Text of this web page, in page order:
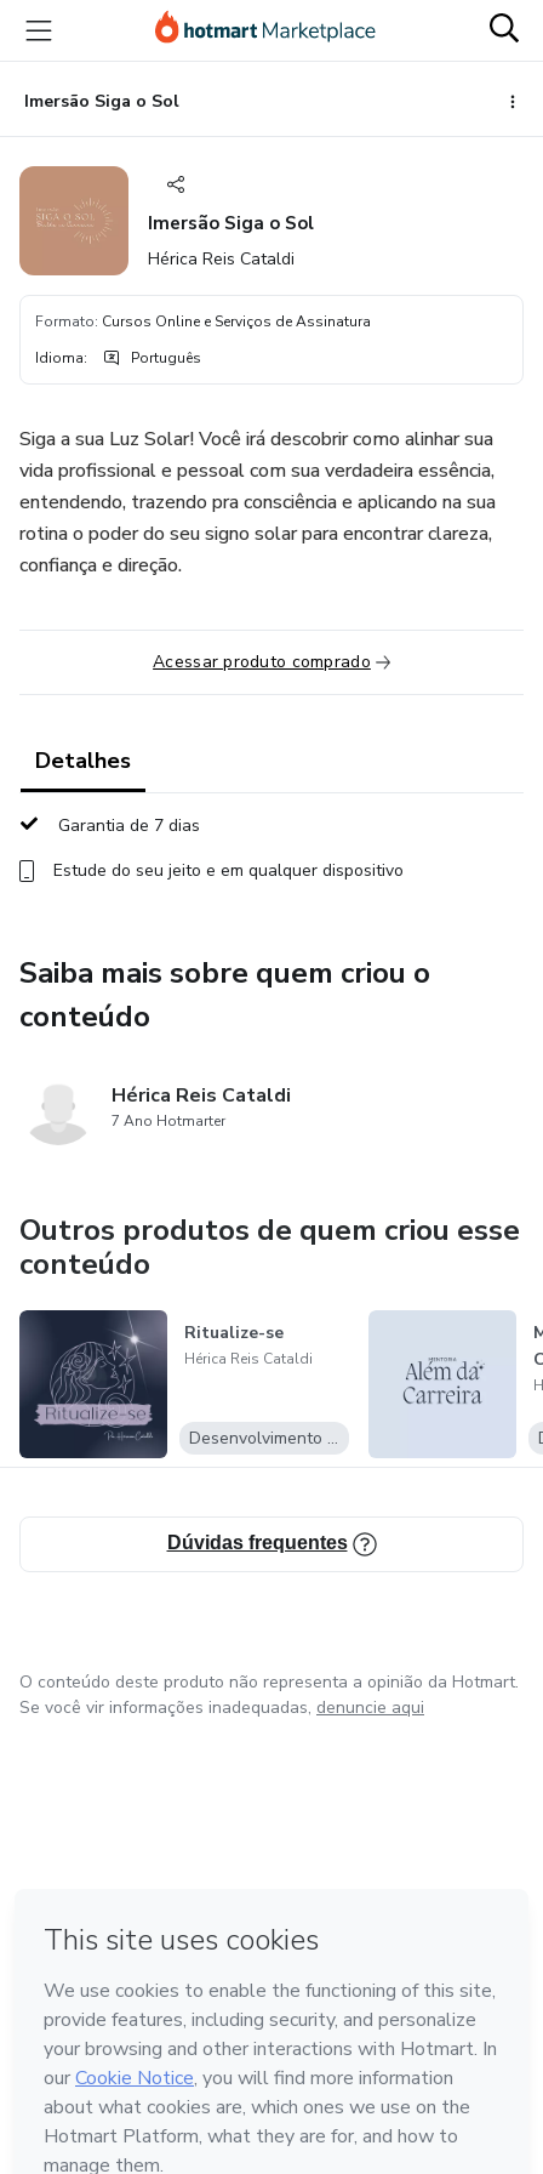
para
conteúdo
principal
para
pagamento
para
rodapé
Imersão Siga o Sol
Imersão Siga o Sol
Hérica Reis Cataldi
Formato: Cursos Online e Serviços de Assinatura
Idioma: Português
Siga a sua Luz Solar! Você irá descobrir como alinhar sua
vida profissional e pessoal com sua verdadeira essência,
entendendo, trazendo pra consciência e aplicando na sua
rotina o poder do seu signo solar para encontrar clareza,
confiança e direção.
Acessar produto comprado
Detalhes
Garantia de 7 dias
Estude do seu jeito e em qualquer dispositivo
Saiba mais sobre quem criou o
conteúdo
Hérica Reis Cataldi
7 Ano Hotmarter
Outros produtos de quem criou esse
conteúdo
Ritualize-se
Hérica Reis Cataldi
Desenvolvimento Pessoal
Dúvidas frequentes
O conteúdo deste produto não representa a opinião da Hotmart.
Se você vir informações inadequadas, denuncie aqui
Feito com ❤ na Cidade do México
Conheça a Hotmart
Idioma
Português